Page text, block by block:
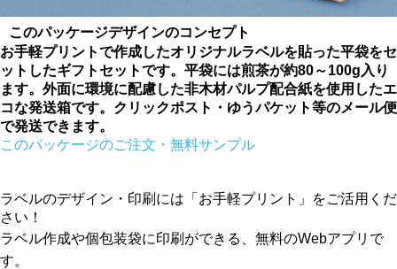
このパッケージデザインのコンセプト
お手軽プリントで作成したオリジナルラベルを貼った平袋をセ
ットしたギフトセットです。平袋には煎茶が約80～100g入り
ます。外面に環境に配慮した非木材パルプ配合紙を使用したエ
コな発送箱です。クリックポスト・ゆうパケット等のメール便
で発送できます。
このパッケージのご注文・無料サンプル
ラベルのデザイン・印刷には「お手軽プリント」をご活用くだ
さい！
ラベル作成や個包装袋に印刷ができる、無料のWebアプリで
す。